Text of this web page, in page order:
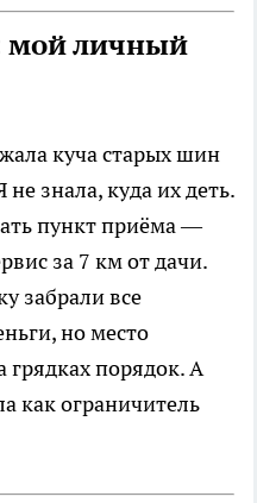
мой личный
куча старых шин
знала, куда их деть.
пункт приёма —
за 7 км от дачи.
забрали все
но место
грядках порядок. А
как ограничитель